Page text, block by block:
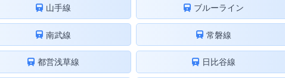
山手線 ブルーライン
南武線 常磐線
都営浅草線 日比谷線